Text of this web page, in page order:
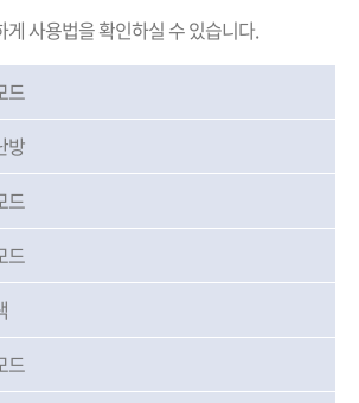
사용법을 확인하실 수 있습니다.
드
방
드
드
드